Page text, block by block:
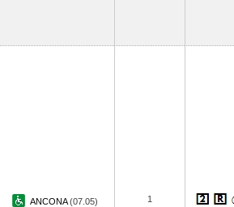
ANCONA(07.05) 1